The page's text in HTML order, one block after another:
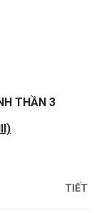
THẦN 3
TIẾT